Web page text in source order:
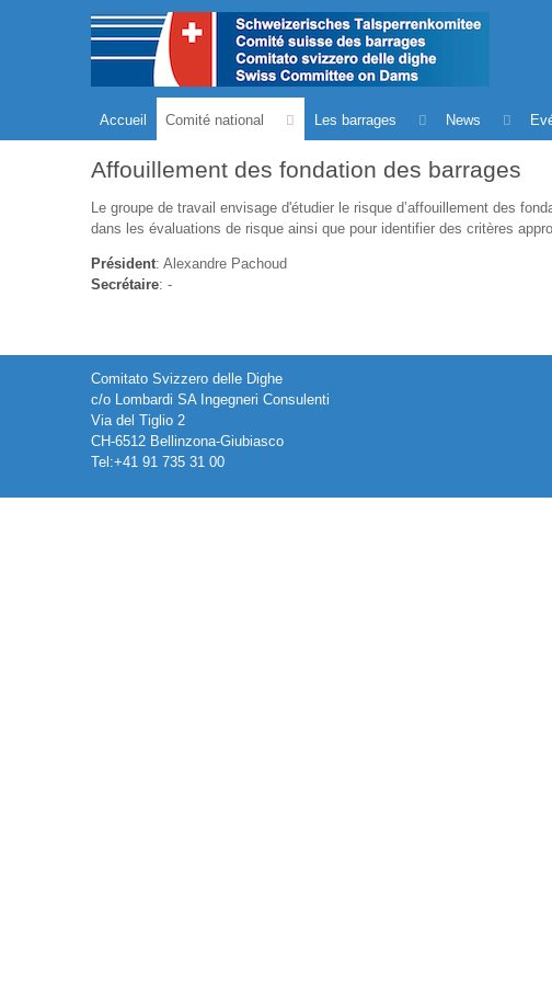
Accueil Comité national Les barrages News
Affouillement des fondation des barrages
Le groupe de travail envisage d'étudier le risque d’affouillement des
dans les évaluations de risque ainsi que pour identifier des critères
Président: Alexandre Pachoud
Secrétaire: -
Comitato Svizzero delle Dighe
c/o Lombardi SA Ingegneri Consulenti
Via del Tiglio 2
CH-6512 Bellinzona-Giubiasco
Tel:+41 91 735 31 00